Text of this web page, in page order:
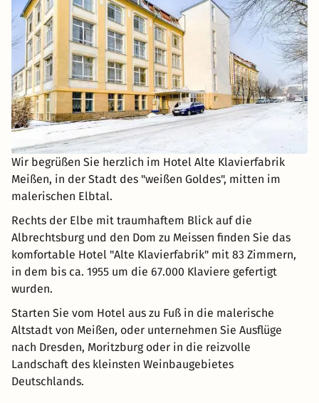
Wir begrüßen Sie herzlich im Hotel Alte Klavierfabrik
Meißen, in der Stadt des "weißen Goldes", mitten im
malerischen Elbtal.
Rechts der Elbe mit traumhaftem Blick auf die
Albrechtsburg und den Dom zu Meissen finden Sie das
komfortable Hotel "Alte Klavierfabrik" mit 83 Zimmern,
in dem bis ca. 1955 um die 67.000 Klaviere gefertigt
wurden.
Starten Sie vom Hotel aus zu Fuß in die malerische
Altstadt von Meißen, oder unternehmen Sie Ausflüge
nach Dresden, Moritzburg oder in die reizvolle
Landschaft des kleinsten Weinbaugebietes
Deutschlands.